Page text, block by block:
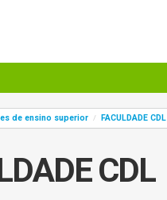
de ensino superior / FACULDADE CDL
CDL